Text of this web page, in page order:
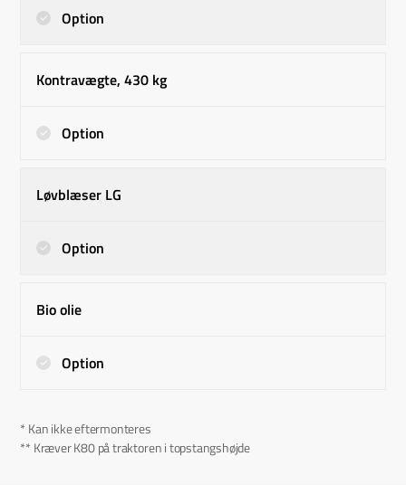
Option
Kontravægte, 430 kg
Option
Løvblæser LG
Option
Bio olie
Option
* Kan ikke eftermonteres
** Kræver K80 på traktoren i topstangshøjde